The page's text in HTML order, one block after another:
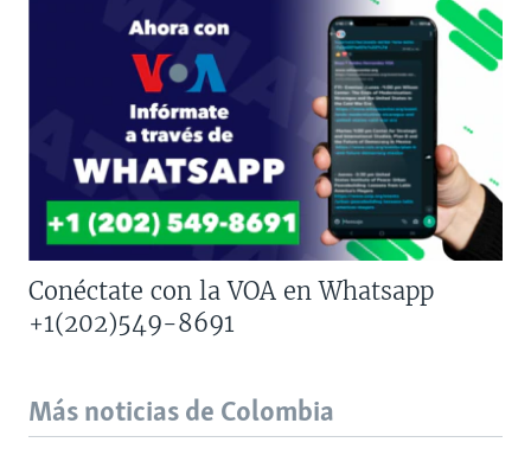
Conéctate con la VOA en Whatsapp
+1(202)549-8691
Más noticias de Colombia